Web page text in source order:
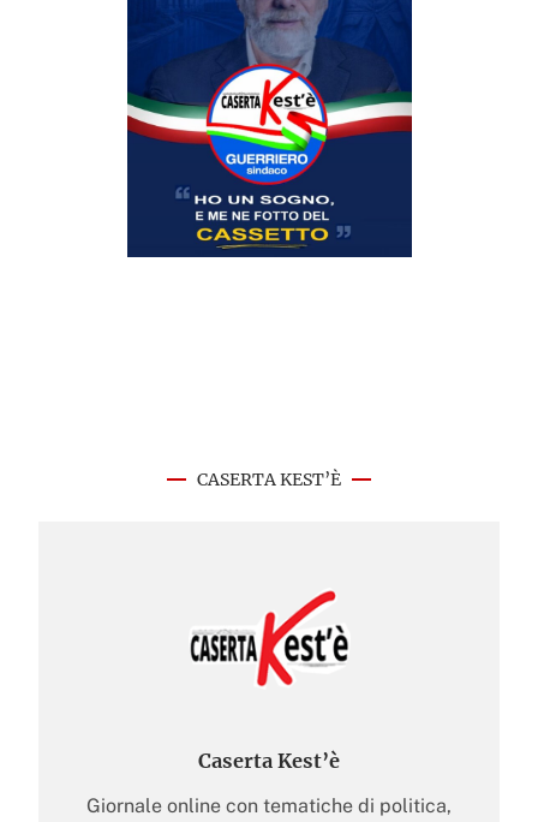
CASERTA KEST’È
Caserta Kest’è
Giornale online con tematiche di politica,